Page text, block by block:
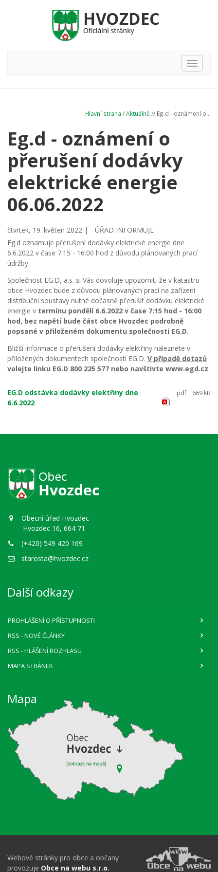
Hlavní
nabídka
Hlavní strana /Aktuálně // Eg.d - oznámení o...
Eg.d - oznámení o
přerušení dodávky
elektrické energie
06.06.2022
čtvrtek, 19. květen 2022 |
ÚŘAD INFORMUJE
Eg.d oznamuje přerušení dodávky elektrické energie dne
6.6.2022 v čase 7:15 - 16:00 hod z důvodu plánovaných prací
údržby.
Společnost EG.D, a.s. si Vás dovoluje upozornit, že v katastru
obce Hvozdec bude z důvodu plánovaných prací na zařízení
distribuční soustavy nutné dočasně přerušit dodávku elektrické
energie v termínu pondělí 6.6.2022 v čase 7:15 hod - 16:00
hod, bez napětí bude část obce Hvozdec podrobně
popsané v přiloženém dokumentu společnosti EG.D.
Bližší informace o přerušení dodávky elektřiny naleznete v
příložených dokumentech společnosti EG.D. V případě dotazů
volejte linku EG.D 800 225 577 nebo navštivte www.egd.cz
EG.D odstávka dodávky elektřiny dne
6.6.2022
pdf 669 kB
Obecní úřad Hvozdec
Hvozdec 16, 664 71
(+420) 549 420 169
starosta@hvozdec.cz
Další odkazy
PROHLÁŠENÍ O PŘÍSTUPNOSTI
RSS - NOVÉ ČLÁNKY
RSS - HLÁŠENÍ ROZHLASU
MAPA STRÁNEK
Mapa
Webové stránky pro obce a občany
provozuje Obce na webu s.r.o.